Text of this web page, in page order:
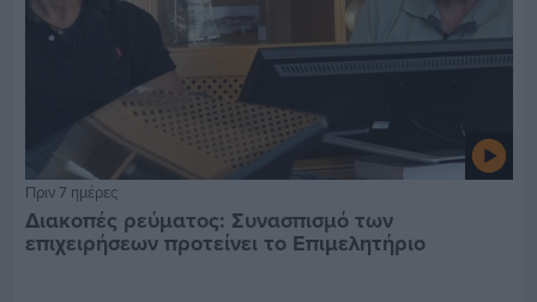
Πριν 7 ημέρες
Διακοπές ρεύματος: Συνασπισμό των
επιχειρήσεων προτείνει το Επιμελητήριο